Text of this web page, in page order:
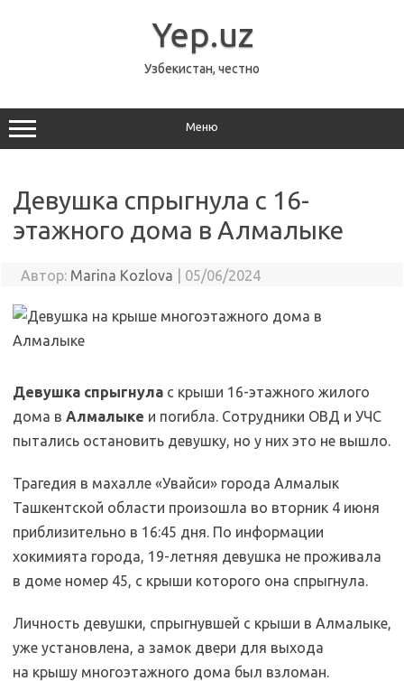
Yep.uz
Узбекистан, честно
Меню
Девушка спрыгнула с 16-
этажного дома в Алмалыке
Автор: Marina Kozlova 05/06/2024
Девушка спрыгнула с крыши 16-этажного жилого
дома в Алмалыке и погибла. Сотрудники ОВД и УЧС
пытались остановить девушку, но у них это не вышло.
Трагедия в махалле «Увайси» города Алмалык
Ташкентской области произошла во вторник 4 июня
приблизительно в 16:45 дня. По информации
хокимията города, 19-летняя девушка не проживала
в доме номер 45, с крыши которого она спрыгнула.
Личность девушки, спрыгнувшей с крыши в Алмалыке,
уже установлена, а замок двери для выхода
на крышу многоэтажного дома был взломан.